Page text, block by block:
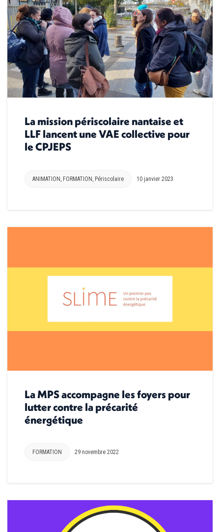
La mission périscolaire nantaise et
LLF lancent une VAE collective pour
le CPJEPS
ANIMATION , FORMATION , Périscolaire 10 janvier 2023
La MPS accompagne les foyers pour
lutter contre la précarité
énergétique
FORMATION 29 novembre 2022